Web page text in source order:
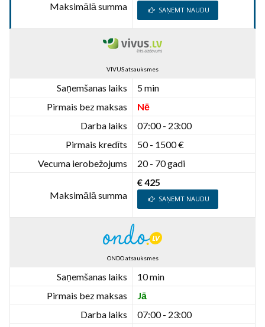
Maksimālā summa SAŅEMT NAUDU
VIVUS atsauksmes
Saņemšanas laiks
5 min
Pirmais bez maksas
Nē
Darba laiks
07:00 - 23:00
Pirmais kredīts
50 - 1500 €
Vecuma ierobežojums
20 - 70 gadi
Maksimālā summa
€ 425
SAŅEMT NAUDU
ONDO atsauksmes
Saņemšanas laiks
10 min
Pirmais bez maksas
Jā
Darba laiks
07:00 - 23:00